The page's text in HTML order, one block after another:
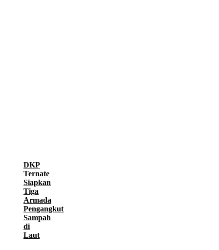
DKP
Ternate
Siapkan
Tiga
Armada
Pengangkut
Sampah
di
Laut